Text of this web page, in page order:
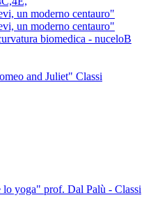
un moderno centauro"
un moderno centauro"
biomedica - nuceloB
and Juliet" Classi
yoga" prof. Dal Palù - Classi